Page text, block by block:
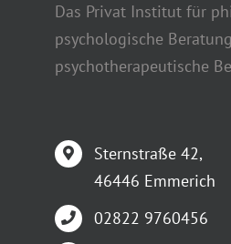
Das Privat Institut für
psychologische
psychotherapeutische
Sternstraße 42,
46446 Emmerich
02822 9760456